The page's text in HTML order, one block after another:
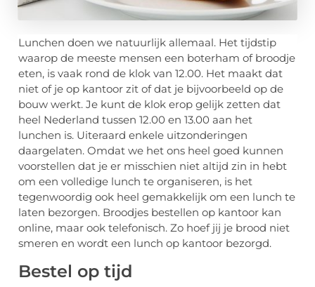
Lunchen doen we natuurlijk allemaal. Het tijdstip
waarop de meeste mensen een boterham of broodje
eten, is vaak rond de klok van 12.00. Het maakt dat
niet of je op kantoor zit of dat je bijvoorbeeld op de
bouw werkt. Je kunt de klok erop gelijk zetten dat
heel Nederland tussen 12.00 en 13.00 aan het
lunchen is. Uiteraard enkele uitzonderingen
daargelaten. Omdat we het ons heel goed kunnen
voorstellen dat je er misschien niet altijd zin in hebt
om een volledige lunch te organiseren, is het
tegenwoordig ook heel gemakkelijk om een lunch te
laten bezorgen. Broodjes bestellen op kantoor kan
online, maar ook telefonisch. Zo hoef jij je brood niet
smeren en wordt een lunch op kantoor bezorgd.
Bestel op tijd